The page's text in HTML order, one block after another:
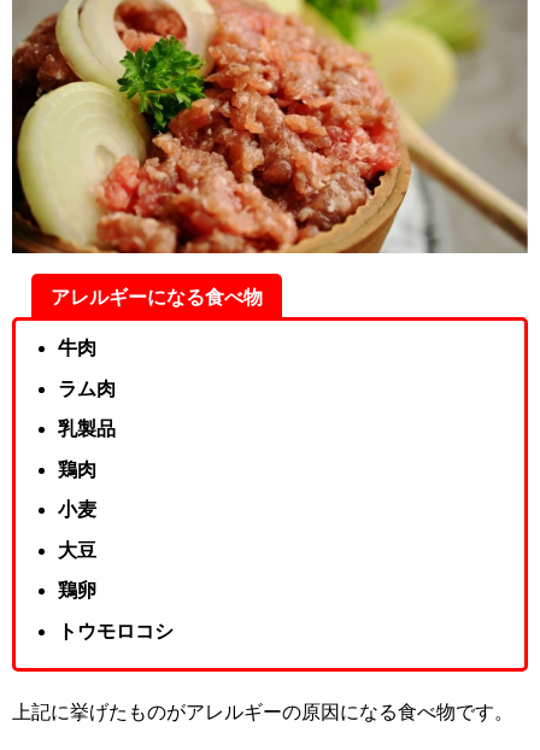
アレルギーになる食べ物
牛肉
ラム肉
乳製品
鶏肉
小麦
大豆
鶏卵
トウモロコシ
上記に挙げたものがアレルギーの原因になる食べ物です。